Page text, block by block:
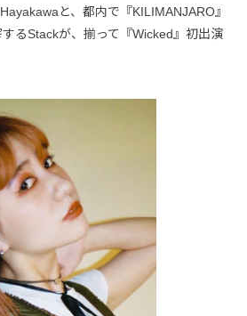
と、都内で『KILIMANJARO』
するStackが、揃って『Wicked』初出演